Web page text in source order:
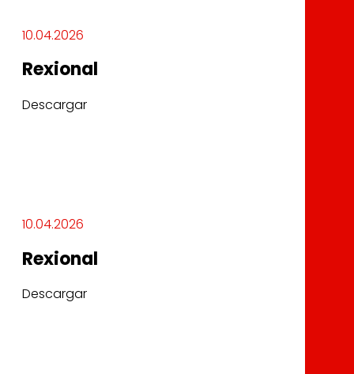
10.04.2026
Rexional
Descargar
10.04.2026
Rexional
Descargar